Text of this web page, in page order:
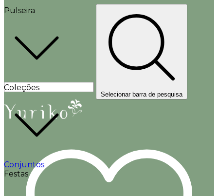
Pulseira
Coleções
Conjuntos
Festas
Selecionar barra de pesquisa